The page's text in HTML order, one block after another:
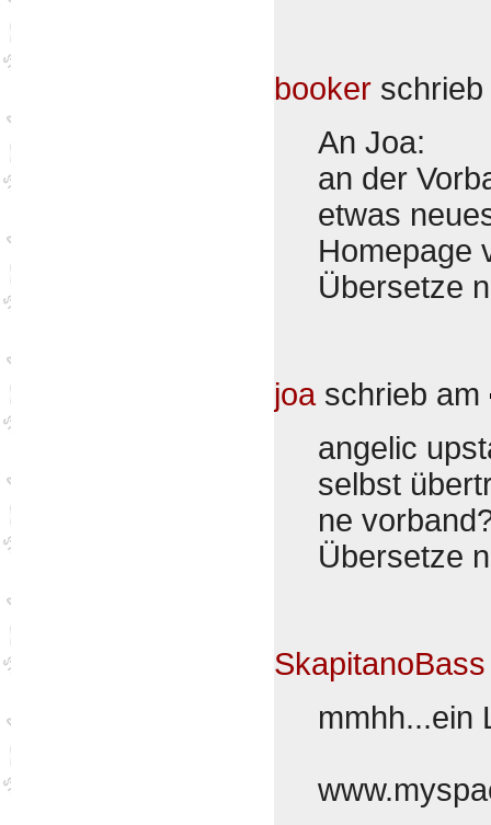
booker
An Joa:
an der
etwas
Homepage
Übersetze
joaschrieb am
angelic
selbst
ne
Übersetze
SkapitanoBass
mmhh...ein